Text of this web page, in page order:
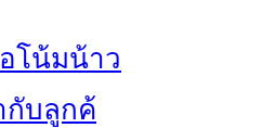
โน้มน้าว
กับลูกค้